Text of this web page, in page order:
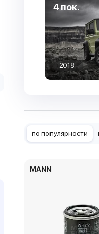
4 пок.
2018-
по популярности
MANN